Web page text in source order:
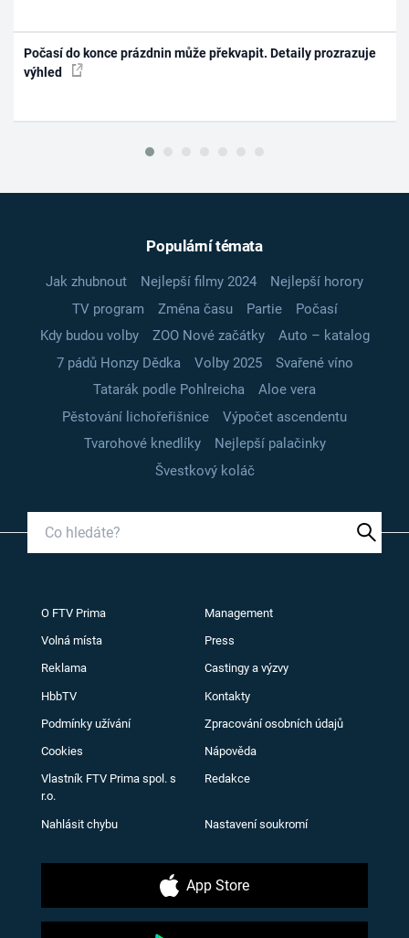
Počasí do konce prázdnin může překvapit. Detaily prozrazuje
výhled
Populární témata
Jak zhubnout Nejlepší filmy 2024
Nejlepší horory
TV program
Změna času Partie
Počasí
Kdy budou volby
ZOO Nové začátky
Auto – katalog
7 pádů Honzy Dědka
Volby 2025
Svařené víno
Tatarák podle Pohlreicha
Aloe vera
Pěstování lichořeřišnice
Výpočet ascendentu
Tvarohové knedlíky
Nejlepší palačinky
Švestkový koláč
O FTV Prima Management
Volná místa Press
Reklama Castingy a výzvy
HbbTV Kontakty
Podmínky užívání Zpracování osobních údajů
Cookies Nápověda
Vlastník FTV Prima spol. s
r.o.
Redakce
Nahlásit chybu Nastavení soukromí
App Store